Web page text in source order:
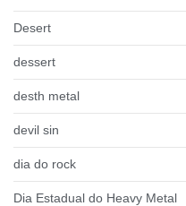
Desert
dessert
desth metal
devil sin
dia do rock
Dia Estadual do Heavy Metal